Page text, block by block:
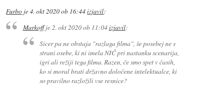
Furbo je4. okt 2020 ob 16:44izjavil:
Markoffje2. okt 2020 ob 11:04izjavil:
Sicer pa ne obstaja "razlaga filma", še posebej ne s
strani osebe, ki ni imela NIČ pri nastanku scenarija,
igri ali režiji tega filma. Razen, če smo spet v časih,
ko si moral brati državno določene intelektualce, ki
so pravilno razložili vse resnice?